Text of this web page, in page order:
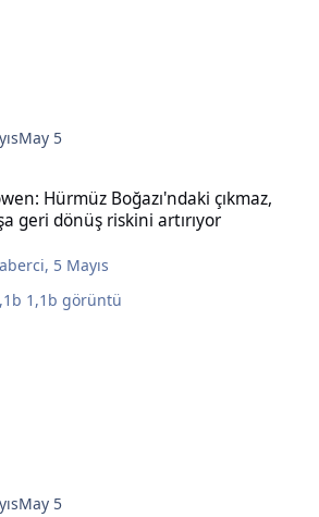
May 5
Hürmüz Boğazı'ndaki çıkmaz,
geri dönüş riskini artırıyor
, 5 Mayıs
1,1b görüntü
May 5